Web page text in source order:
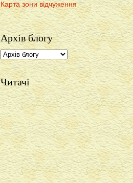
Карта зони відчуження
Архів блогу
Читачі